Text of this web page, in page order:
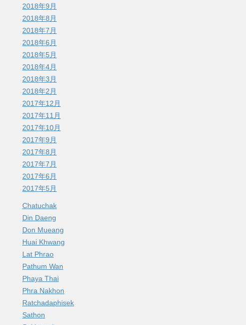
2018年9月
2018年8月
2018年7月
2018年6月
2018年5月
2018年4月
2018年3月
2018年2月
2017年12月
2017年11月
2017年10月
2017年9月
2017年8月
2017年7月
2017年6月
2017年5月
Chatuchak
Din Daeng
Don Mueang
Huai Khwang
Lat Phrao
Pathum Wan
Phaya Thai
Phra Nakhon
Ratchadaphisek
Sathon